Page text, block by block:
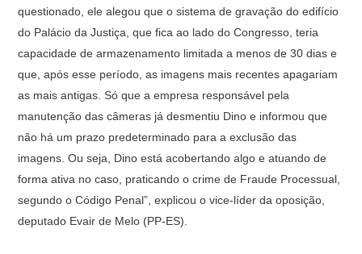
questionado, ele alegou que o sistema de gravação do edifício
do Palácio da Justiça, que fica ao lado do Congresso, teria
capacidade de armazenamento limitada a menos de 30 dias e
que, após esse período, as imagens mais recentes apagariam
as mais antigas. Só que a empresa responsável pela
manutenção das câmeras já desmentiu Dino e informou que
não há um prazo predeterminado para a exclusão das
imagens. Ou seja, Dino está acobertando algo e atuando de
forma ativa no caso, praticando o crime de Fraude Processual,
segundo o Código Penal”, explicou o vice-líder da oposição,
deputado Evair de Melo (PP-ES).